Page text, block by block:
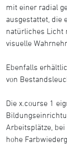
mit einer radial
ausgestattet, die
natürliches Licht
visuelle
Ebenfalls
von
Die x.course 1
Arbeitsplätze,
hohe